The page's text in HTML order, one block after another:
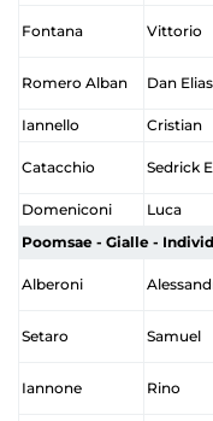
Fontana Vittorio
Romero Alban Dan Elias
Iannello Cristian
Catacchio Sedrick
Domeniconi Luca
Poomsae - Gialle -
Alberoni
Setaro Samuel
Iannone Rino